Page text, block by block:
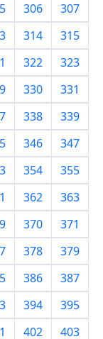
306
307
314
315
322
323
330
331
338
339
346
347
354
355
362
363
370
371
378
379
386
387
394
395
402 403